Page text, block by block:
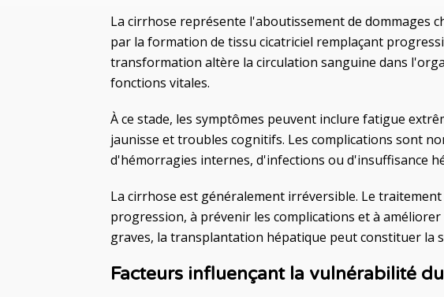
La cirrhose représente l'aboutissement de dommages
par la formation de tissu cicatriciel remplaçant
transformation altère la circulation sanguine dans
fonctions vitales.
À ce stade, les symptômes peuvent inclure fatigue
jaunisse et troubles cognitifs. Les complications sont
d'hémorragies internes, d'infections ou d'insuffisance
La cirrhose est généralement irréversible. Le
progression, à prévenir les complications et à améliorer
graves, la transplantation hépatique peut constituer la
Facteurs influençant la vulnérabilité